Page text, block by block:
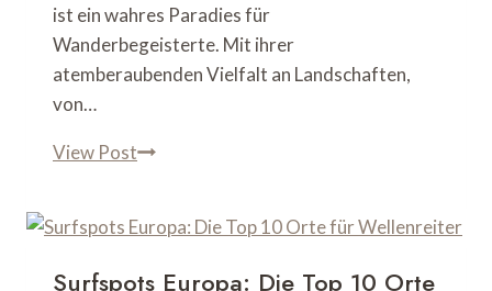
ist ein wahres Paradies für
Wanderbegeisterte. Mit ihrer
atemberaubenden Vielfalt an Landschaften,
von…
View PostTeneriffa
Tipps
und
Surfspots Europa: Die Top 10 Orte